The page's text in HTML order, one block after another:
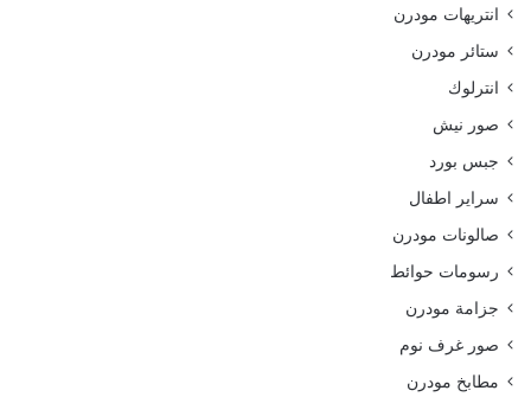
انتريهات مودرن
ستائر مودرن
انترلوك
صور نيش
جبس بورد
سراير اطفال
صالونات مودرن
رسومات حوائط
جزامة مودرن
صور غرف نوم
مطابخ مودرن